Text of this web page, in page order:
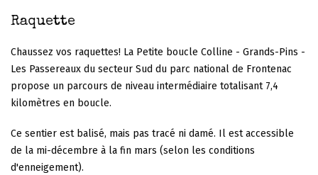
Raquette
Chaussez vos raquettes! La Petite boucle Colline - Grands-Pins -
Les Passereaux du secteur Sud du parc national de Frontenac
propose un parcours de niveau intermédiaire totalisant 7,4
kilomètres en boucle.
Ce sentier est balisé, mais pas tracé ni damé. Il est accessible
de la mi-décembre à la fin mars (selon les conditions
d'enneigement).